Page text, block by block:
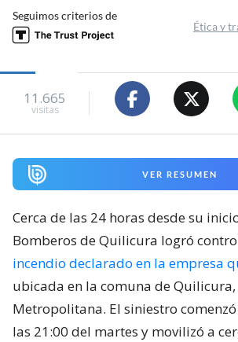
Seguimos criterios de
Ética y
11.665
visitas
VER RESUMEN
Cerca de las 24 horas desde su
Bomberos de Quilicura logró
incendio declarado en la empresa
ubicada en la comuna de Quilicura,
Metropolitana. El siniestro
las 21:00 del martes y movilizó a